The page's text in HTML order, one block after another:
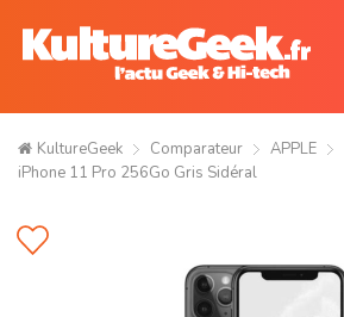
KultureGeek Comparateur APPLE
iPhone 11 Pro 256Go Gris Sidéral